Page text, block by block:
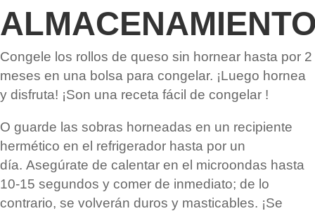
Congele los rollos de queso sin hornear hasta por 2
meses en una bolsa para congelar. ¡Luego hornea
y disfruta! ¡Son una receta fácil de congelar !
O guarde las sobras horneadas en un recipiente
hermético en el refrigerador hasta por un
día. Asegúrate de calentar en el microondas hasta
10-15 segundos y comer de inmediato; de lo
contrario, se volverán duros y masticables. ¡Se